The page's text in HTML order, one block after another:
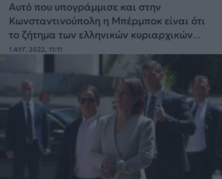
Αυτό που υπογράμμισε και στην
Κωνσταντινούπολη η Μπέρμποκ είναι ότι
το ζήτημα των ελληνικών κυριαρχικών
δικαιωμάτων στο Αιγαίο δεν είναι μόνο
ένα ελληνοτουρκικό ζήτημα αλλά εν τέλει
ευρωπαϊκό.
1 ΑΥΓ. 2022, 11:11